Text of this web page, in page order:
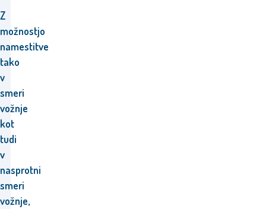
Z
možnostjo
namestitve
tako
v
smeri
vožnje
kot
tudi
v
nasprotni
smeri
vožnje,